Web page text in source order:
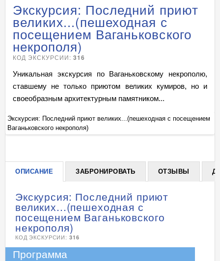
Экскурсия: Последний приют
великих...(пешеходная с
посещением Ваганьковского
некрополя)
КОД ЭКСКУРСИИ:316
Уникальная экскурсия по Ваганьковскому некрополю,
ставшему не только приютом великих кумиров, но и
своеобразным архитектурным памятником...
+
Экскурсия: Последний приют великих...(пешеходная с посещением
Ваганьковского некрополя)
ОПИСАНИЕ ЗАБРОНИРОВАТЬ ОТЗЫВЫ
Экскурсия: Последний приют
великих...(пешеходная с
посещением Ваганьковского
некрополя)
КОД ЭКСКУРСИИ: 316
Программа